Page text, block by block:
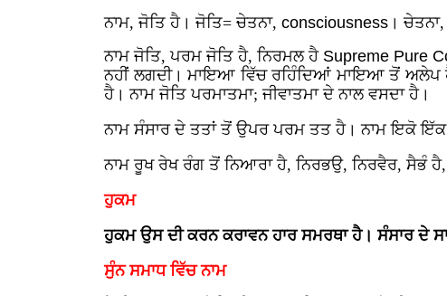
ਨਾਮ, ਜੋਤਿ ਹੈ। ਜੋਤਿ= ਚੇਤਨਾ, consciousness ।
ਨਾਮ ਜੋਤਿ, ਪਰਮ ਜੋਤਿ ਹੈ, ਨਿਰਮਲ ਹੈ Supreme Pure
ਨਹੀਂ ਲਗਦੀ। ਮਾਇਆ ਵਿੱਚ ਰਹਿੰਦਿਆਂ ਮਾਇਆ ਤੋਂ ਅਲੇਪ
ਹੈ। ਨਾਮ ਜੋਤਿ ਪਰਮਾਤਮਾ; ਜੀਵਾਤਮਾ ਦੇ ਨਾਲ ਵਸਦਾ ਹੈ।
ਨਾਮ ਸੰਸਾਰ ਦੇ ਤਤਾਂ ਤੋਂ ਉਪਰ ਪਰਮ ਤਤ ਹੈ। ਨਾਮ ਇਕੋ ਇੱਕ
ਨਾਮ ਰੂਖ ਰੇਖ ਰੰਗ ਤੋਂ ਨਿਆਰਾ ਹੈ, ਨਿਰਭਉ, ਨਿਰਵੈਰ, ਸੈਭੰ
ਹੁਕਮ
ਹੁਕਮ ਉਸ ਦੀ ਕਰਨ ਕਰਾਵਨ ਹਾਰ ਸਮਰਥਾ ਹੈ। ਸੰਸਾਰ ਦੇ
ਸੁੰਨ ਸਮਾਧ ਵਿੱਚ ਨਾਮ